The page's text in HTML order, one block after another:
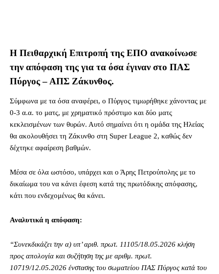
Η Πειθαρχική Επιτροπή της ΕΠΟ ανακοίνωσε
την απόφαση της για τα όσα έγιναν στο ΠΑΣ
Πύργος – ΑΠΣ Ζάκυνθος.
Σύμφωνα με τα όσα αναφέρει, ο Πύργος τιμωρήθηκε χάνοντας με
0-3 α.α. το ματς, με χρηματικό πρόστιμο και δύο ματς
κεκλεισμένων των θυρών. Αυτό σημαίνει ότι η ομάδα της Ηλείας
θα ακολουθήσει τη Ζάκυνθο στη Super League 2, καθώς δεν
δέχτηκε αφαίρεση βαθμών.
Μέσα σε όλα ωστόσο, υπάρχει και ο Άρης Πετρούπολης με το
δικαίωμα του να κάνει έφεση κατά της πρωτόδικης απόφασης,
κάτι που ενδεχομένως θα κάνει.
Αναλυτικά η απόφαση:
“Συνεκδικάζει την α) υπ’ αριθ. πρωτ. 11105/18.05.2026 κλήση
προς απολογία και συζήτηση της με αριθμ. πρωτ.
10719/12.05.2026 ένστασης του σωματείου ΠΑΣ Πύργος κατά του